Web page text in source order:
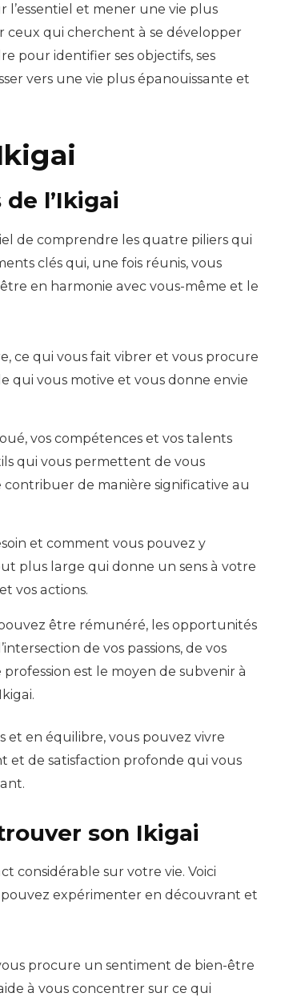
et mener une vie plus
ceux qui cherchent à se développer
pour identifier ses objectifs, ses
vers une vie plus épanouissante et
l’Ikigai
de comprendre les quatre piliers qui
clés qui, une fois réunis, vous
en harmonie avec vous-même et le
ce qui vous fait vibrer et vous procure
qui vous motive et vous donne envie
vos compétences et vos talents
qui vous permettent de vous
de manière significative au
et comment vous pouvez y
plus large qui donne un sens à votre
vos actions.
être rémunéré, les opportunités
de vos passions, de vos
est le moyen de subvenir à
et en équilibre, vous pouvez vivre
et de satisfaction profonde qui vous
son Ikigai
considérable sur votre vie. Voici
expérimenter en découvrant et
vous procure un sentiment de bien-être
à vous concentrer sur ce qui